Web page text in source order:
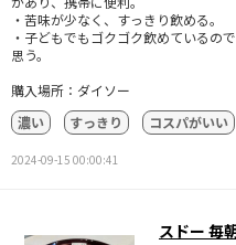
・苦味が少なく、すっきり飲める。
・子どもでもゴクゴク飲めているの
思う。
購入場所：ダイソー
濃い
すっきり コスパがいい
2024-09-15 00:00:41
スドー 毎